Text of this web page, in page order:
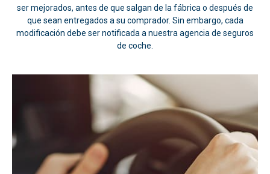
ser mejorados, antes de que salgan de la fábrica o después de
que sean entregados a su comprador. Sin embargo, cada
modificación debe ser notificada a nuestra agencia de seguros
de coche.